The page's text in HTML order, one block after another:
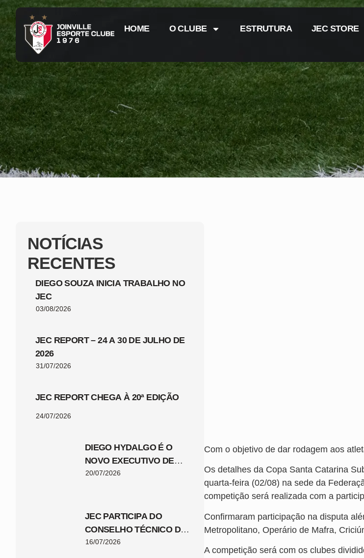
HOME O CLUBE ESTRUTURA JEC STORE
NOTÍCIAS
RECENTES
DIEGO SOUZA INICIA TRABALHO NO
JEC
03/08/2026
JEC REPORT – 24 A 30 DE JULHO DE
2026
31/07/2026
JEC REPORT CHEGA À 20ª EDIÇÃO
24/07/2026
DIEGO HYDALGO É O
NOVO EXECUTIVO DE
FUTEBOL DO JEC
20/07/2026
JEC PARTICIPA DO
CONSELHO TÉCNICO DA
COPA SANTA CATARINA
16/07/2026
Com o objetivo de dar rodagem aos
Os detalhes da Copa Santa Catarina
quarta-feira (02/08) na sede da
competição será realizada com a
Confirmaram participação na disputa
Metropolitano, Operário de Mafra,
A competição será com os clubes